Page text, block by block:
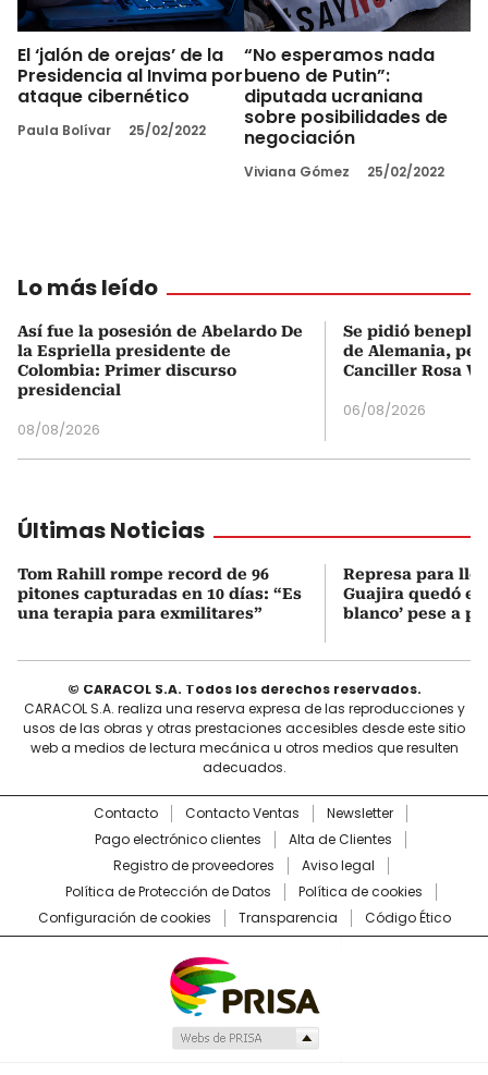
El ‘jalón de orejas’ de la
Presidencia al Invima por
ataque cibernético
Paula Bolívar 25/02/2022
“No esperamos nada
bueno de Putin”:
diputada ucraniana
sobre posibilidades de
negociación
Viviana Gómez 25/02/2022
Lo más leído
Así fue la posesión de Abelardo De
la Espriella presidente de
Colombia: Primer discurso
presidencial
08/08/2026
Se pidió
de Alemania,
Canciller Rosa
06/08/2026
Últimas Noticias
Tom Rahill rompe record de 96
pitones capturadas en 10 días: “Es
una terapia para exmilitares”
Represa para
Guajira quedó en
blanco’ pese a
© CARACOL S.A. Todos los derechos reservados.
CARACOL S.A. realiza una reserva expresa de las reproducciones y
usos de las obras y otras prestaciones accesibles desde este sitio
web a medios de lectura mecánica u otros medios que resulten
adecuados.
Contacto Contacto Ventas
Newsletter
Pago electrónico clientes
Alta de Clientes
Registro de proveedores
Aviso legal
Política de Protección de Datos
Política de cookies
Configuración de cookies
Transparencia Código Ético